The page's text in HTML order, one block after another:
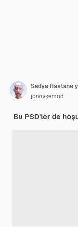
jonnykemod
Bu PSD'ler de